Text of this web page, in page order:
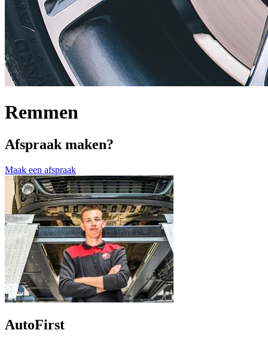
Remmen
Afspraak maken?
Maak een afspraak
AutoFirst